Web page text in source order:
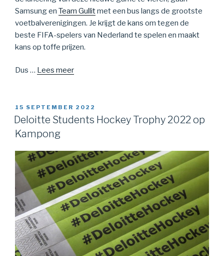
Samsung en Team Gullitmet een bus langs de grootste
voetbalverenigingen. Je krijgt de kans om tegen de
beste FIFA-spelers van Nederland te spelen en maakt
kans op toffe prijzen.
Dus … Lees meer
15 SEPTEMBER 2022
Deloitte Students Hockey Trophy 2022 op
Kampong